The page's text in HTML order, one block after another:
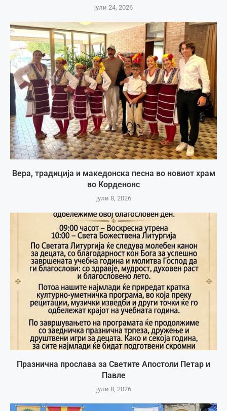
јули 24, 2026
Вера, традиција и македонска песна во новиот храм
во Корденонс
јули 8, 2026
Празнична прослава за Светите Апостоли Петар и
Павле
јули 8, 2026